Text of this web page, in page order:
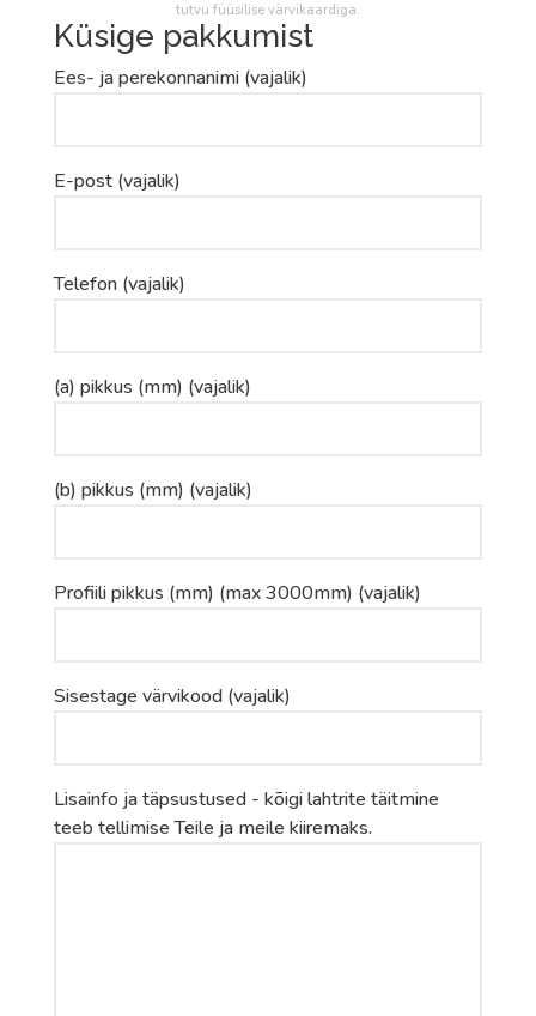
tutvu füüsilise värvikaardiga.
Küsige pakkumist
Ees- ja perekonnanimi (vajalik)
E-post (vajalik)
Telefon (vajalik)
(a) pikkus (mm) (vajalik)
(b) pikkus (mm) (vajalik)
Profiili pikkus (mm) (max 3000mm) (vajalik)
Sisestage värvikood (vajalik)
Lisainfo ja täpsustused - kõigi lahtrite täitmine
teeb tellimise Teile ja meile kiiremaks.